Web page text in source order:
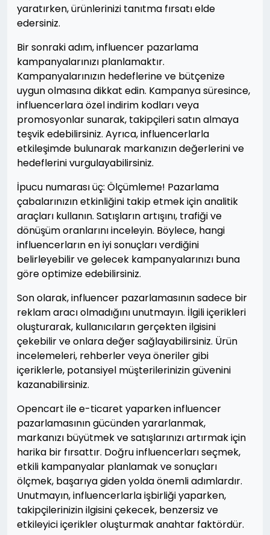
yaratırken, ürünlerinizi tanıtma fırsatı elde
edersiniz.
Bir sonraki adım, influencer pazarlama
kampanyalarınızı planlamaktır.
Kampanyalarınızın hedeflerine ve bütçenize
uygun olmasına dikkat edin. Kampanya süresince,
influencerlara özel indirim kodları veya
promosyonlar sunarak, takipçileri satın almaya
teşvik edebilirsiniz. Ayrıca, influencerlarla
etkileşimde bulunarak markanızın değerlerini ve
hedeflerini vurgulayabilirsiniz.
İpucu numarası üç: Ölçümleme! Pazarlama
çabalarınızın etkinliğini takip etmek için analitik
araçları kullanın. Satışların artışını, trafiği ve
dönüşüm oranlarını inceleyin. Böylece, hangi
influencerların en iyi sonuçları verdiğini
belirleyebilir ve gelecek kampanyalarınızı buna
göre optimize edebilirsiniz.
Son olarak, influencer pazarlamasının sadece bir
reklam aracı olmadığını unutmayın. İlgili içerikleri
oluşturarak, kullanıcıların gerçekten ilgisini
çekebilir ve onlara değer sağlayabilirsiniz. Ürün
incelemeleri, rehberler veya öneriler gibi
içeriklerle, potansiyel müşterilerinizin güvenini
kazanabilirsiniz.
Opencart ile e-ticaret yaparken influencer
pazarlamasının gücünden yararlanmak,
markanızı büyütmek ve satışlarınızı artırmak için
harika bir fırsattır. Doğru influencerları seçmek,
etkili kampanyalar planlamak ve sonuçları
ölçmek, başarıya giden yolda önemli adımlardır.
Unutmayın, influencerlarla işbirliği yaparken,
takipçilerinizin ilgisini çekecek, benzersiz ve
etkileyici içerikler oluşturmak anahtar faktördür.